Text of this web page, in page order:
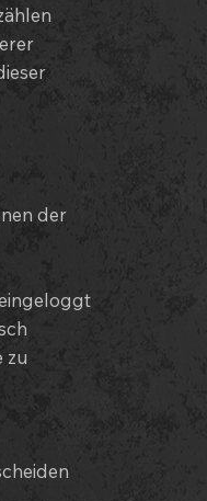
der
zu